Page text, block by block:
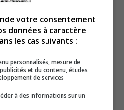
contrôlé le match.
sceller l’issue du match avec
vers une victoire de 4 à 0 pour
sera de passage, samedi après-
votre consentement
données à caractère
les cas suivants :
personnalisés, mesure de
et du contenu, études
de services
à des informations sur un